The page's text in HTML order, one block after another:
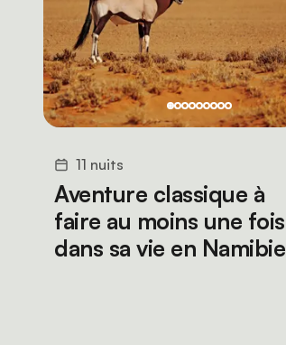
11 nuits
Aventure classique à
faire au moins une fois
dans sa vie en Namibie